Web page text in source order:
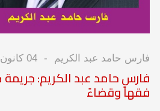
فارس حامد عبد الكريم 04 كانون2/يناير 2026
فارس حامد عبد الكريم:
فقهاً وقضاءً